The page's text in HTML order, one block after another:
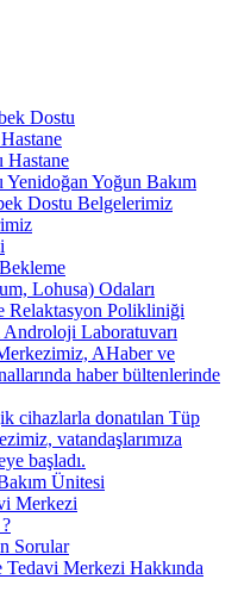
Dostu
Hastane
Yenidoğan Yoğun Bakım
Dostu Belgelerimiz
Lohusa) Odaları
Relaktasyon Polikliniği
Laboratuvarı
AHaber ve
haber bültenlerinde
cihazlarla donatılan Tüp
vatandaşlarımıza
başladı.
Ünitesi
Merkezi
Sorular
Tedavi Merkezi Hakkında